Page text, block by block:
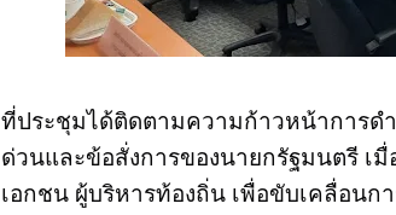
ที่ประชุมได้ติดตามความก้าวหน้าการด
ด่วนและข้อสั่งการของนายกรัฐมนตรี เ
เอกชน ผู้บริหารท้องถิ่น เพื่อขับเคลื่อน